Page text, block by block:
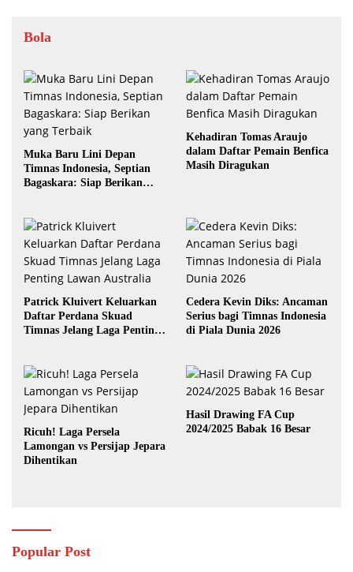
Bola
Muka Baru Lini Depan
Timnas Indonesia, Septian
Bagaskara: Siap Berikan
Kehadiran Tomas Araujo
dalam Daftar Pemain Benfica
Masih Diragukan
Patrick Kluivert Keluarkan
Daftar Perdana Skuad
Timnas Jelang Laga Penting
Cedera Kevin Diks: Ancaman
Serius bagi Timnas Indonesia
di Piala Dunia 2026
Ricuh! Laga Persela
Lamongan vs Persijap Jepara
Dihentikan
Hasil Drawing FA Cup
2024/2025 Babak 16 Besar
Popular Post